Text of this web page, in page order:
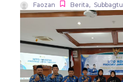
Faozan Berita, Subbagtu